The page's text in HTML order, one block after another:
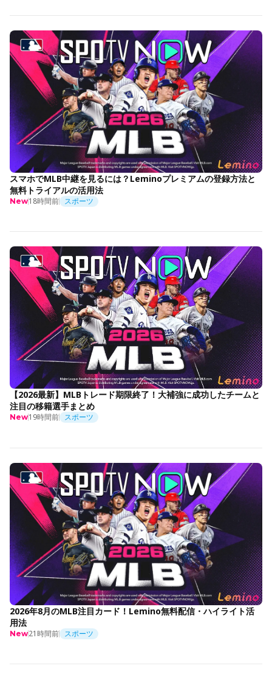
スマホでMLB中継を見るには？Leminoプレミアムの登録方法と
無料トライアルの活用法
New18時間前 スポーツ
【2026最新】MLBトレード期限終了！大補強に成功したチームと
注目の移籍選手まとめ
New19時間前 スポーツ
2026年8月のMLB注目カード！Lemino無料配信・ハイライト活
用法
New21時間前 スポーツ